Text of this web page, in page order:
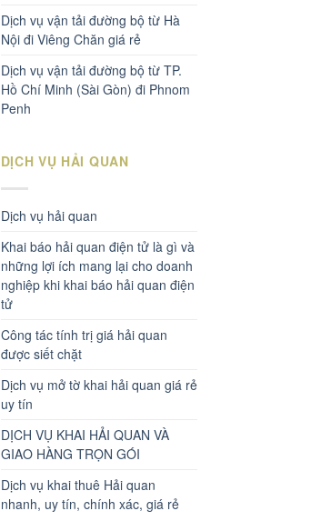
Dịch vụ vận tải đường bộ từ Hà
Nội đi Viêng Chăn giá rẻ
Dịch vụ vận tải đường bộ từ TP.
Hồ Chí Minh (Sài Gòn) đi Phnom
Penh
DỊCH VỤ HẢI QUAN
Dịch vụ hải quan
Khai báo hải quan điện tử là gì và
những lợi ích mang lại cho doanh
nghiệp khi khai báo hải quan điện
tử
Công tác tính trị giá hải quan
được siết chặt
Dịch vụ mở tờ khai hải quan giá rẻ
uy tín
DỊCH VỤ KHAI HẢI QUAN VÀ
GIAO HÀNG TRỌN GÓI
Dịch vụ khai thuê Hải quan
nhanh, uy tín, chính xác, giá rẻ